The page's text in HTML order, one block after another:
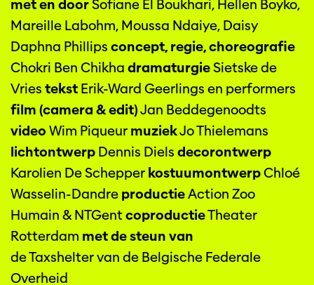
met en doorSofiane El Boukhari, Hellen Boyko,
Mareille Labohm, Moussa Ndaiye, Daisy
Daphna Phillips concept, regie, choreografie
Chokri Ben Chikha dramaturgieSietske de
Vries tekst Erik-Ward Geerlings en performers
film (camera & edit)Jan Beddegenoodts
video Wim Piqueur muziekJo Thielemans
lichtontwerp Dennis Diels decorontwerp
Karolien De Schepper kostuumontwerpChloé
Wasselin-Dandre productieAction Zoo
Humain & NTGentcoproductieTheater
Rotterdam met de steun van
de Taxshelter van de Belgische Federale
Overheid